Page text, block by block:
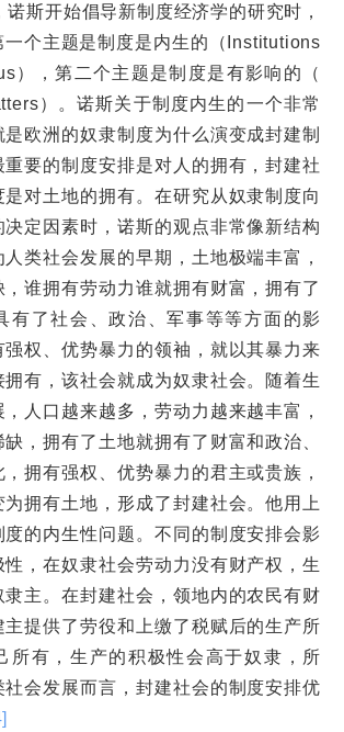
诺斯开始倡导新制度经济学的研究时，
一个主题是制度是内生的（Institutions
），第二个主题是制度是有影响的（
）。诺斯关于制度内生的一个非常
欧洲的奴隶制度为什么演变成封建制
重要的制度安排是对人的拥有，封建社
对土地的拥有。在研究从奴隶制度向
定因素时，诺斯的观点非常像新结构
类社会发展的早期，土地极端丰富，
谁拥有劳动力谁就拥有财富，拥有了
有了社会、政治、军事等等方面的影
强权、优势暴力的领袖，就以其暴力来
有，该社会就成为奴隶社会。随着生
人口越来越多，劳动力越来越丰富，
，拥有了土地就拥有了财富和政治、
拥有强权、优势暴力的君主或贵族，
拥有土地，形成了封建社会。他用上
的内生性问题。不同的制度安排会影
性，在奴隶社会劳动力没有财产权，生
隶主。在封建社会，领地内的农民有财
主提供了劳役和上缴了税赋后的生产所
所有，生产的积极性会高于奴隶，所
社会发展而言，封建社会的制度安排优